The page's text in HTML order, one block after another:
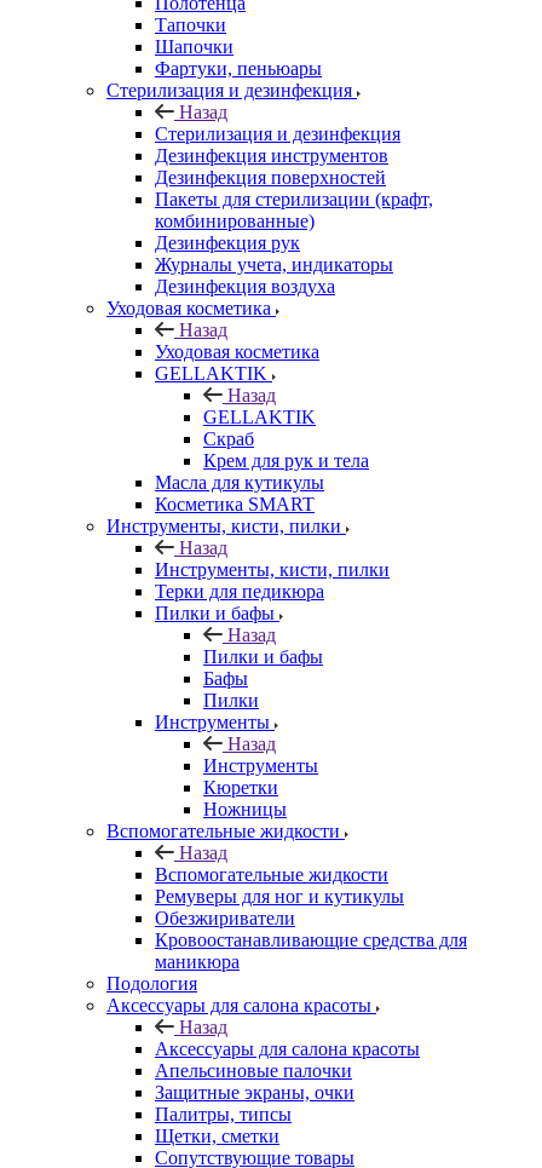
Тапочки
Шапочки
Фартуки, пеньюары
Стерилизация и дезинфекция
Назад
Стерилизация и дезинфекция
Дезинфекция инструментов
Дезинфекция поверхностей
Пакеты для стерилизации (крафт,
комбинированные)
Дезинфекция рук
Журналы учета, индикаторы
Дезинфекция воздуха
Уходовая косметика
Назад
Уходовая косметика
GELLAKTIK
Назад
GELLAKTIK
Скраб
Крем для рук и тела
Масла для кутикулы
Косметика SMART
Инструменты, кисти, пилки
Назад
Инструменты, кисти, пилки
Терки для педикюра
Пилки и бафы
Назад
Пилки и бафы
Бафы
Пилки
Инструменты
Назад
Инструменты
Кюретки
Ножницы
Вспомогательные жидкости
Назад
Вспомогательные жидкости
Ремуверы для ног и кутикулы
Обезжириватели
Кровоостанавливающие средства для
маникюра
Подология
Аксессуары для салона красоты
Назад
Аксессуары для салона красоты
Апельсиновые палочки
Защитные экраны, очки
Палитры, типсы
Щетки, сметки
Сопутствующие товары